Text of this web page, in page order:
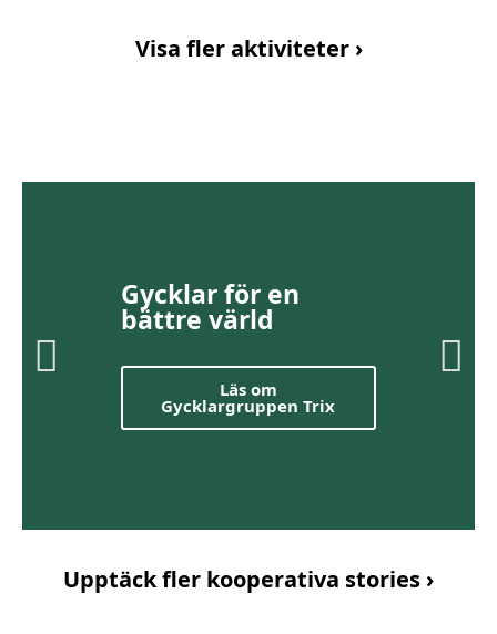
Visa fler aktiviteter ›
Gycklar för en
bättre värld
Läs om
Gycklargruppen Trix
Upptäck fler kooperativa stories ›